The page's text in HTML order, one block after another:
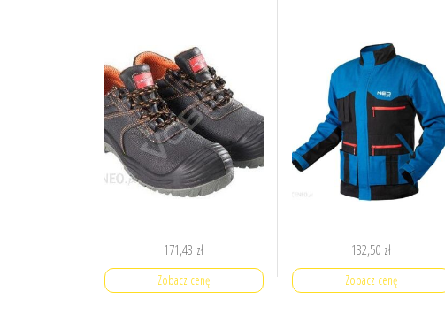
171,43 zł
Zobacz cenę
132,50 zł
Zobacz cenę